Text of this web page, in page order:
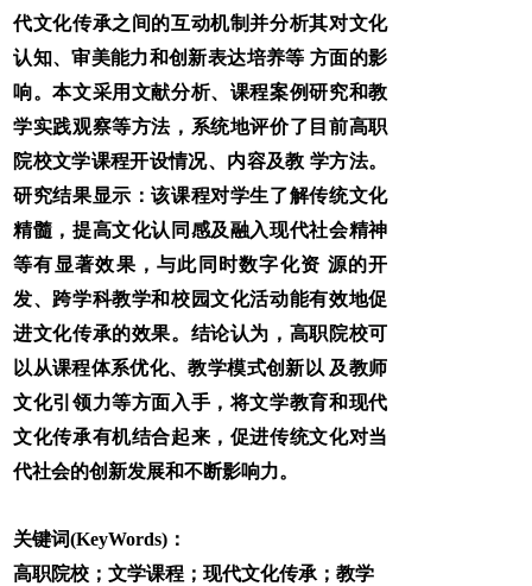
代文化传承之间的互动机制并分析其对文化
认知、审美能力和创新表达培养等 方面的影
响。本文采用文献分析、课程案例研究和教
学实践观察等方法，系统地评价了目前高职
院校文学课程开设情况、内容及教 学方法。
研究结果显示：该课程对学生了解传统文化
精髓，提高文化认同感及融入现代社会精神
等有显著效果，与此同时数字化资 源的开
发、跨学科教学和校园文化活动能有效地促
进文化传承的效果。结论认为，高职院校可
以从课程体系优化、教学模式创新以 及教师
文化引领力等方面入手，将文学教育和现代
文化传承有机结合起来，促进传统文化对当
代社会的创新发展和不断影响力。
关键词(KeyWords)：
高职院校；文学课程；现代文化传承；教学